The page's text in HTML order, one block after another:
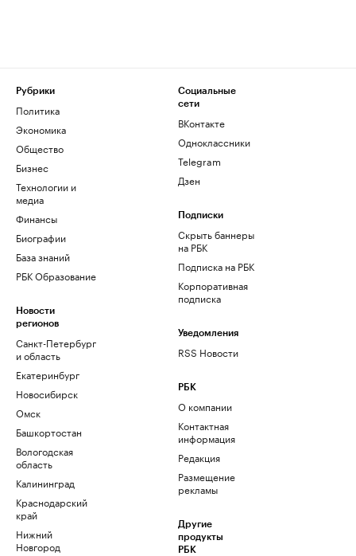
Рубрики
Политика
Экономика
Общество
Бизнес
Технологии и
медиа
Финансы
Биографии
База знаний
РБК Образование
Новости
регионов
Санкт-Петербург
и область
Екатеринбург
Новосибирск
Омск
Башкортостан
Вологодская
область
Калининград
Краснодарский
край
Нижний
Новгород
Социальные
сети
ВКонтакте
Одноклассники
Telegram
Дзен
Подписки
Скрыть баннеры
на РБК
Подписка на РБК
Корпоративная
подписка
Уведомления
RSS Новости
РБК
О компании
Контактная
информация
Редакция
Размещение
рекламы
Другие
продукты
РБК